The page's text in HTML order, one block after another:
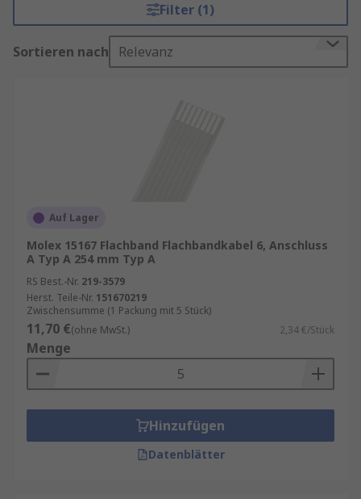
Filter (1)
Sortieren nach Relevanz
Auf Lager
Molex 15167 Flachband Flachbandkabel 6, Anschluss
A Typ A 254 mm Typ A
RS Best.-Nr. 219-3579
Herst. Teile-Nr. 151670219
Zwischensumme (1 Packung mit 5 Stück)
11,70 €(ohne MwSt.) 2,34 €/Stück
Menge
Hinzufügen
Datenblätter